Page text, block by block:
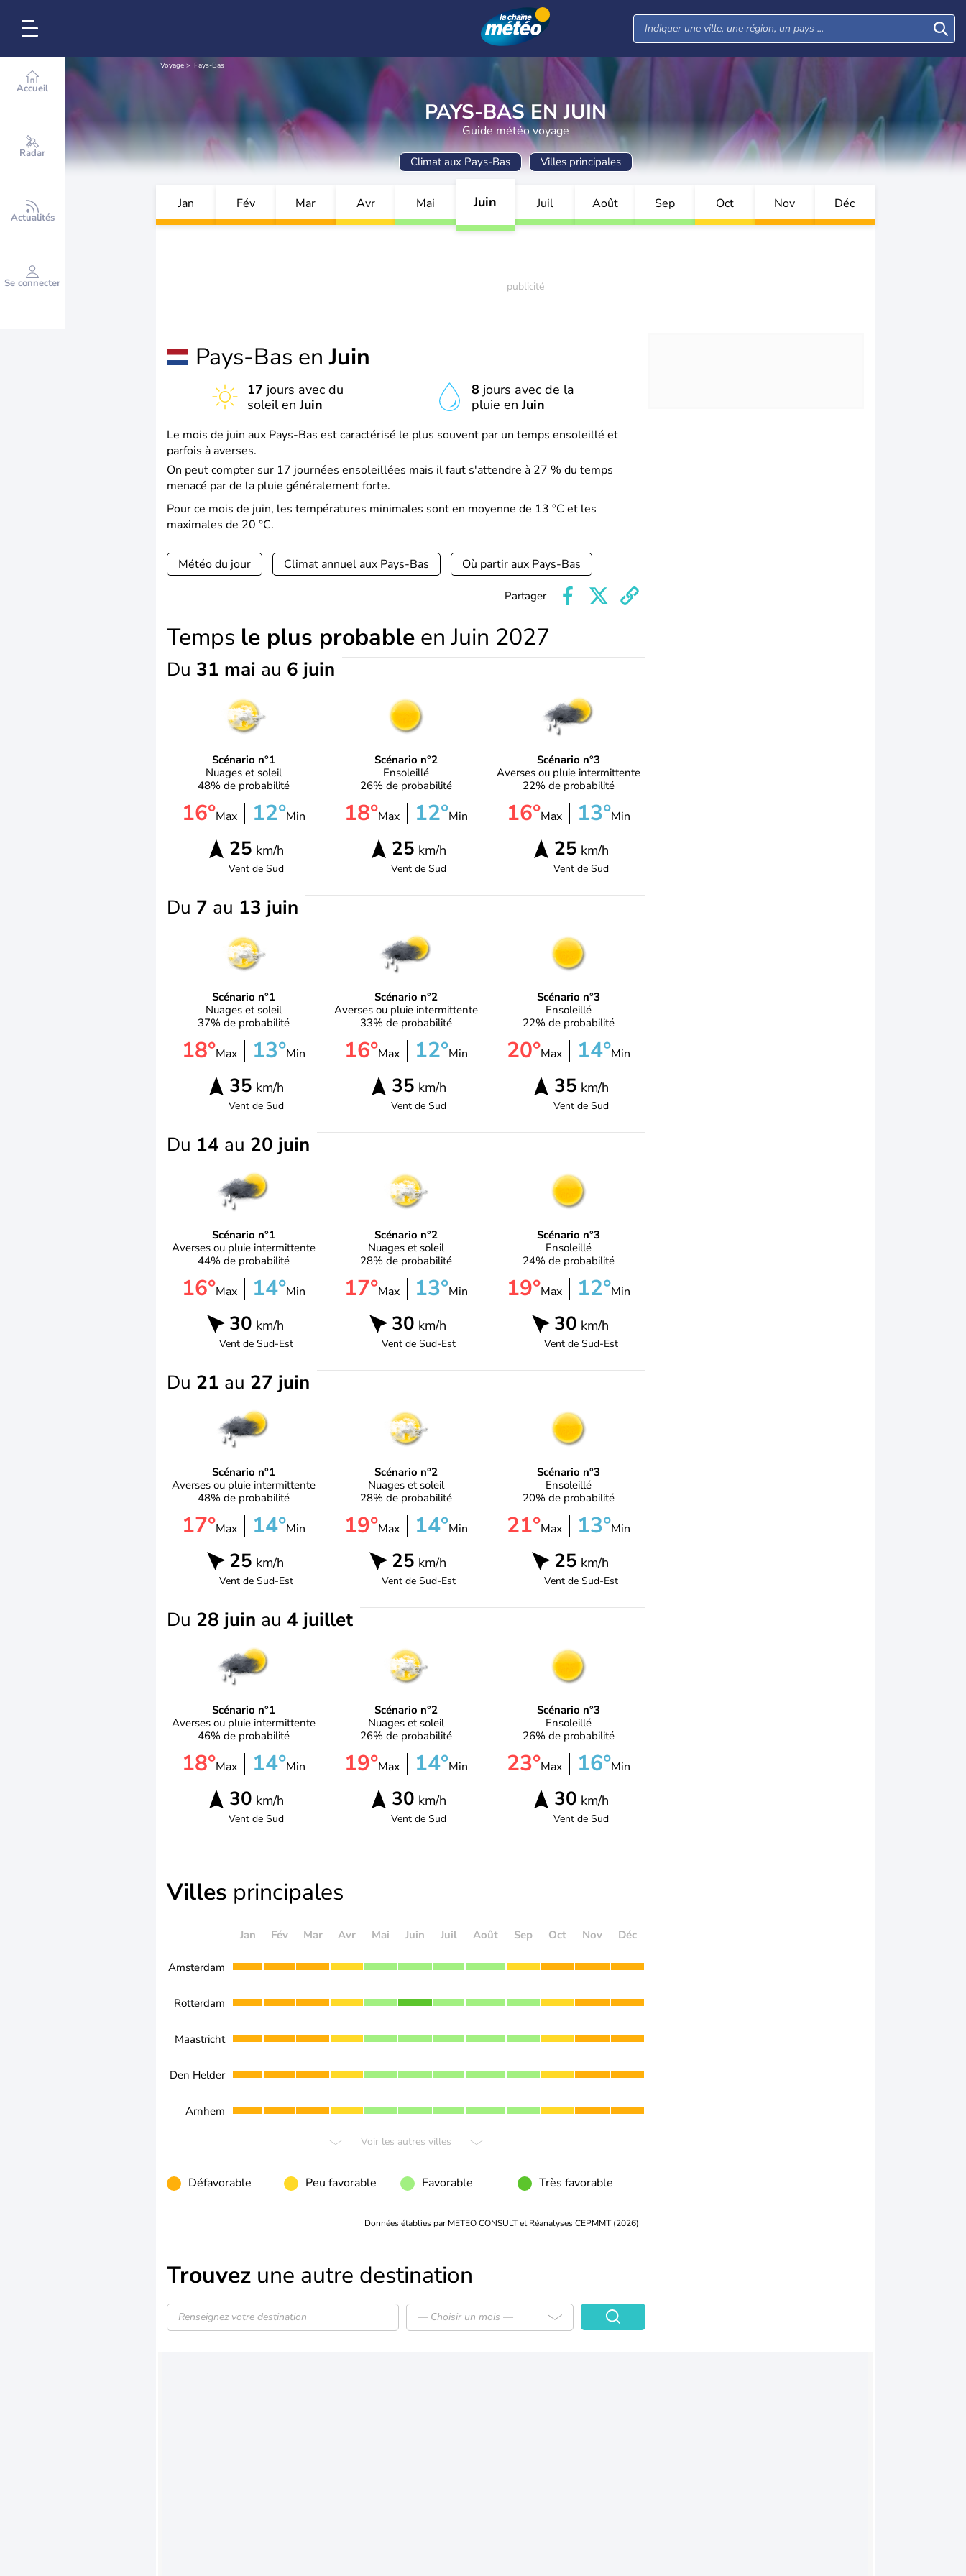
Accueil
Radar
Actualités
Se connecter
Voyage Pays-Bas
PAYS-BAS EN JUIN
Guide météo voyage
Climat aux Pays-Bas Villes principales
Jan Fév Mar Avr Mai Juin Juil Août Sep Oct Nov Déc
Pays-Bas enJuin
17 jours avec du
soleil enJuin
8 jours avec de la
pluie enJuin
Le mois de juin aux Pays-Bas est caractérisé le plus souvent par un temps ensoleillé et
parfois à averses.
On peut compter sur 17 journées ensoleillées mais il faut s'attendre à 27 % du temps
menacé par de la pluie généralement forte.
Pour ce mois de juin, les températures minimales sont en moyenne de 13 °C et les
maximales de 20 °C.
Météo du jour Climat annuel aux Pays-Bas Où partir aux Pays-Bas
Partager
Temps le plus probable en Juin 2027
Du 31 mai au 6 juin
Scénario n°1
Nuages et soleil
48% de probabilité
16°Max 12°Min
25 km/h
Vent deSud
Scénario n°2
Ensoleillé
26% de probabilité
18°Max 12°Min
25 km/h
Vent deSud
Scénario n°3
Averses ou pluie intermittente
22% de probabilité
16°Max 13°Min
25 km/h
Vent deSud
Du 7 au 13 juin
Scénario n°1
Nuages et soleil
37% de probabilité
18°Max 13°Min
35 km/h
Vent deSud
Scénario n°2
Averses ou pluie intermittente
33% de probabilité
16°Max 12°Min
35 km/h
Vent deSud
Scénario n°3
Ensoleillé
22% de probabilité
20°Max 14°Min
35 km/h
Vent deSud
Du 14 au 20 juin
Scénario n°1
Averses ou pluie intermittente
44% de probabilité
16°Max 14°Min
30 km/h
Vent deSud-Est
Scénario n°2
Nuages et soleil
28% de probabilité
17°Max 13°Min
30 km/h
Vent deSud-Est
Scénario n°3
Ensoleillé
24% de probabilité
19°Max 12°Min
30 km/h
Vent deSud-Est
Du 21 au 27 juin
Scénario n°1
Averses ou pluie intermittente
48% de probabilité
17°Max 14°Min
25 km/h
Vent deSud-Est
Scénario n°2
Nuages et soleil
28% de probabilité
19°Max 14°Min
25 km/h
Vent deSud-Est
Scénario n°3
Ensoleillé
20% de probabilité
21°Max 13°Min
25 km/h
Vent deSud-Est
Du 28 juin au 4 juillet
Scénario n°1
Averses ou pluie intermittente
46% de probabilité
18°Max 14°Min
30 km/h
Vent deSud
Scénario n°2
Nuages et soleil
26% de probabilité
19°Max 14°Min
30 km/h
Vent deSud
Scénario n°3
Ensoleillé
26% de probabilité
23°Max 16°Min
30 km/h
Vent deSud
Villes principales
Jan Fév Mar Avr Mai Juin Juil Août Sep Oct Nov Déc
Amsterdam
Rotterdam
Maastricht
Den Helder
Arnhem
Voir les autres villes
Défavorable Peu favorable Favorable Très favorable
Données établies par METEO CONSULT et Réanalyses CEPMMT (2026)
Trouvez une autre destination
— Choisir un mois —